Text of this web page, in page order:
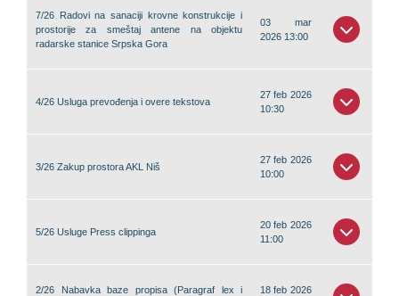
7/26 Radovi na sanaciji krovne konstrukcije i
prostorije za smeštaj antene na objektu
radarske stanice Srpska Gora
03 mar
2026 13:00
4/26 Usluga prevođenja i overe tekstova
27 feb 2026
10:30
3/26 Zakup prostora AKL Niš
27 feb 2026
10:00
5/26 Usluge Press clippinga
20 feb 2026
11:00
2/26 Nabavka baze propisa (Paragraf lex i
18 feb 2026